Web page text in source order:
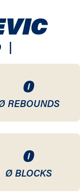
0
REBOUNDS
0
Ø BLOCKS
|